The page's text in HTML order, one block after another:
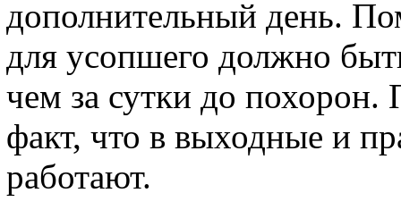
дополнительный день.
для усопшего должно
чем за сутки до похорон.
факт, что в выходные и
работают.